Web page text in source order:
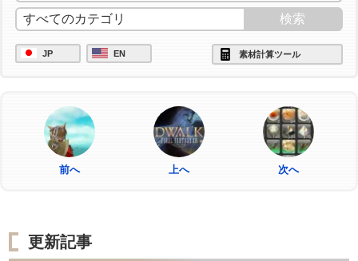
JP EN 素材計算ツール
前へ 上へ 次へ
更新記事